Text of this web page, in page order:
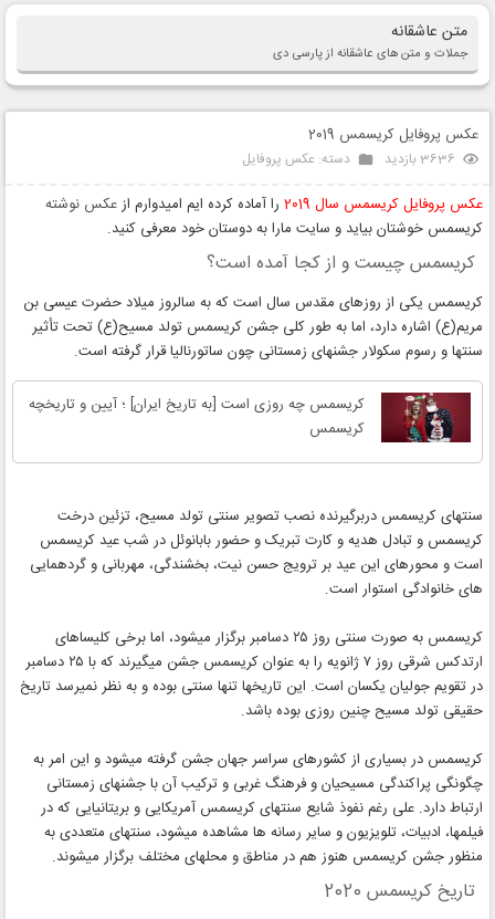
متن عاشقانه
جملات و متن های عاشقانه از پارسی دی
عکس پروفایل کریسمس 2019
3636 بازدید دسته: عکس پروفایل
عکس پروفایل کریسمس سال 2019 را آماده کرده ایم امیدوارم از عکس نوشته
کریسمس خوشتان بیاید و سایت مارا به دوستان خود معرفی کنید.
کریسمس چیست و از کجا آمده است؟
کریسمس یکی از روزهای مقدس سال است که به سالروز میلاد حضرت عیسی بن
مریم(ع) اشاره دارد، اما به طور کلی جشن کریسمس تولد مسیح(ع) تحت تأثیر
سنتها و رسوم سکولار جشنهای زمستانی چون ساتورنالیا قرار گرفته است.
کریسمس چه روزی است [به تاریخ ایران] ؛ آیین و تاریخچه
کریسمس
سنتهای کریسمس دربرگیرنده نصب تصویر سنتی تولد مسیح، تزئین درخت
کریسمس و تبادل هدیه و کارت تبریک و حضور بابانوئل در شب عید کریسمس
است و محورهای این عید بر ترویج حسن نیت، بخشندگی، مهربانی و گردهمایی
های خانوادگی استوار است.
کریسمس به صورت سنتی روز ۲۵ دسامبر برگزار میشود، اما برخی کلیساهای
ارتدکس شرقی روز ۷ ژانویه را به عنوان کریسمس جشن میگیرند که با ۲۵ دسامبر
در تقویم جولیان یکسان است. این تاریخها تنها سنتی بوده و به نظر نمیرسد تاریخ
حقیقی تولد مسیح چنین روزی بوده باشد.
کریسمس در بسیاری از کشورهای سراسر جهان جشن گرفته میشود و این امر به
چگونگی پراکندگی مسیحیان و فرهنگ غربی و ترکیب آن با جشنهای زمستانی
ارتباط دارد. علی رغم نفوذ شایع سنتهای کریسمس آمریکایی و بریتانیایی که در
فیلمها، ادبیات، تلویزیون و سایر رسانه ها مشاهده میشود، سنتهای متعددی به
منظور جشن کریسمس هنوز هم در مناطق و محلهای مختلف برگزار میشوند.
تاریخ کریسمس 2020